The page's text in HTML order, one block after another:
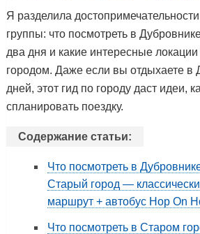
Я разделила
группы: что посмотреть в
два дня и какие интересные
городом. Даже если вы отдыхаете в
дней, этот гид по городу даст идеи,
спланировать поездку.
Содержание статьи:
Что посмотреть в
Старый город —
маршрут + автобус Hop On
Что посмотреть в Старом